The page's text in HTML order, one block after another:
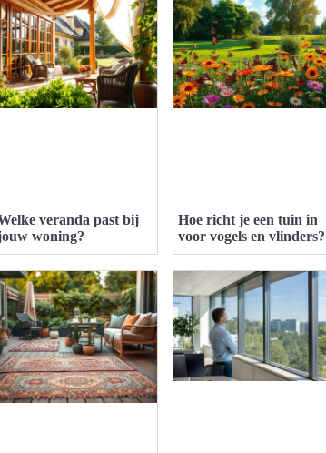
veranda past bij
woning?
Hoe richt je een tuin in
voor vogels en vlinders?